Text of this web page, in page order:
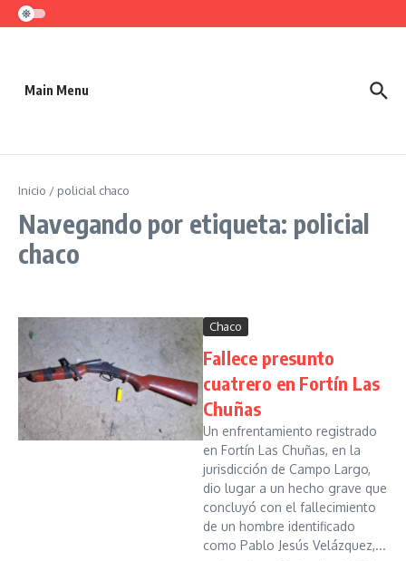
Saltar al contenido
Main Menu
Inicio / policial chaco
Navegando por etiqueta: policial
chaco
Chaco
Fallece presunto
cuatrero en Fortín Las
Chuñas
Un enfrentamiento registrado
en Fortín Las Chuñas, en la
jurisdicción de Campo Largo,
dio lugar a un hecho grave que
concluyó con el fallecimiento
de un hombre identificado
como Pablo Jesús Velázquez,...